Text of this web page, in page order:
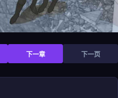
下一章 下一页